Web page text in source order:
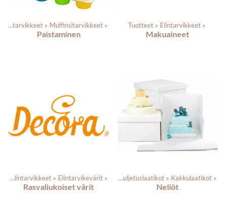
Leivontatarvikkeet ‪» Muffinsitarvikkeet ‪»
Paistaminen
Tuotteet ‪» Elintarvikkeet ‪»
Makuaineet
Elintarvikkeet ‪» Elintarvikevärit ‪»
Rasvaliukoiset värit
Tuotteet ‪» Leivontatarvikkeet Kuljetuslaatikot ‪» Kakkulaatikot ‪»
Neliöt